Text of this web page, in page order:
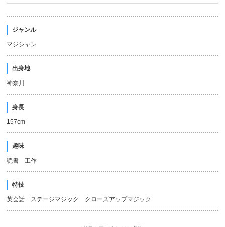
ジャンル
マジシャン
出身地
神奈川
身長
157cm
趣味
読書 工作
特技
英会話 ステージマジック クローズアップマジック